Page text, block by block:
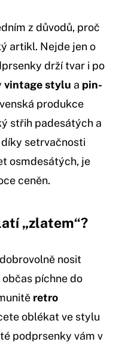
z důvodů, proč
artikl. Nejde jen o
drží tvar i po
vintage stylu a pin-
produkce
střih padesátých a
setrvačnosti
osmdesátých, je
ceněn.
„zlatem“?
nosit
píchne do
retro
oblékat ve stylu
podprsenky vám v